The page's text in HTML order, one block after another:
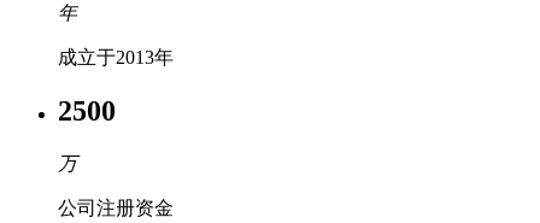
年
成立于2013年
2500
万
公司注册资金